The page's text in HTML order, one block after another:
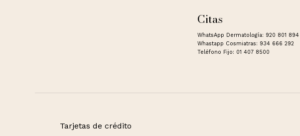
Citas
WhatsApp Dermatología: 920 801 894
Whastapp Cosmiatras: 934 666 292
Teléfono Fijo: 01 407 8500
Tarjetas de crédito